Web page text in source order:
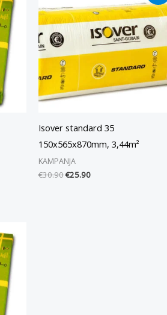
Isover standard 35
150x565x870mm, 3,44m²
KAMPANJA
€30.90
oli:
€30.90.
€25.90
on:
€25.90.